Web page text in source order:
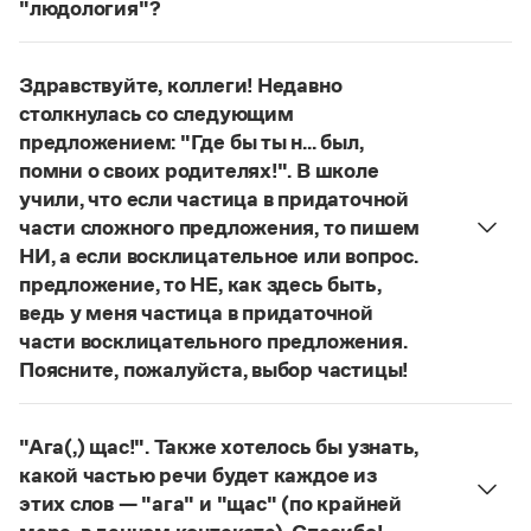
Словари русского языка как государственного
Справочники
Правила русской орфографии и пунктуации
Русский язык. Краткий теоретический курс
для школьников
Письмовник
Справочник по пунктуации
Словарь-справочник трудностей
Справочник по фразеологии
Азбучные истины
Словарь-справочник непростые слова
Все справочники портала
Журнал
Управление в русском языке
Правила русской орфографии и пунктуации
"людология"?
В научных текстах неологизм, используемый для
понятий, представлен в двух вариантах:
илюдология (от лат. ludus — 'игра').
О «правильном» варианте слова можно говорить,
если оно кодифицировано в нормативных
словарях русского языка. Пока же такой
словарной фиксацией мы не располагаем.
Страница ответа
Здравствуйте, коллеги! Недавно
столкнулась со следующим
предложением: "Где бы ты н... был,
помни о своих родителях!". В школе
учили, что если частица в придаточной
части сложного предложения, то пишем
НИ, а если восклицательное или вопрос.
предложение, то НЕ, как здесь быть,
ведь у меня частица в придаточной
части восклицательного предложения.
Поясните, пожалуйста, выбор частицы!
Правильно:Где бы ты ни был, помни о своих
восклицательных предложениях: Где ты только
не был!
"Ага(,) щас!". Также хотелось бы узнать,
какой частью речи будет каждое из
этих слов — "ага" и "щас" (по крайней